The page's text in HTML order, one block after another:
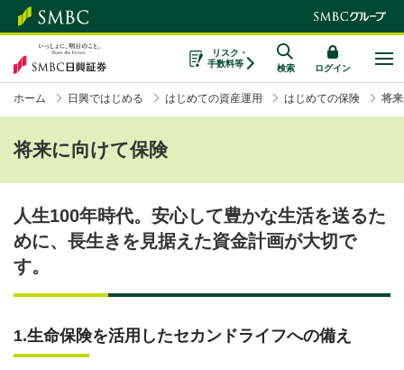
リスク・
手数料等
検索 ログイン
ホーム 日興ではじめる はじめての資産運用 はじめての保険 将
将来に向けて保険
人生100年時代。安心して豊かな生活を送るた
めに、長生きを見据えた資金計画が大切で
す。
1.生命保険を活用したセカンドライフへの備え